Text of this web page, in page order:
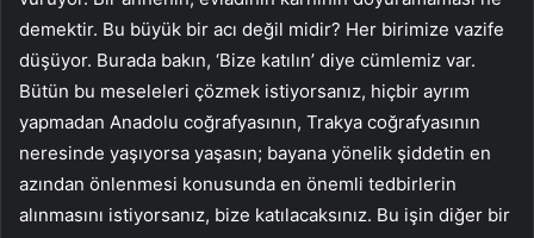
demektir. Bu büyük bir acı değil midir? Her birimize vazife
düşüyor. Burada bakın, ‘Bize katılın’ diye cümlemiz var.
Bütün bu meseleleri çözmek istiyorsanız, hiçbir ayrım
yapmadan Anadolu coğrafyasının, Trakya coğrafyasının
neresinde yaşıyorsa yaşasın; bayana yönelik şiddetin en
azından önlenmesi konusunda en önemli tedbirlerin
alınmasını istiyorsanız, bize katılacaksınız. Bu işin diğer bir